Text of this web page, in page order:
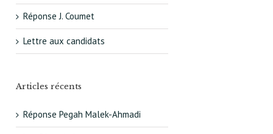
Réponse J. Coumet
Lettre aux candidats
Articles récents
Réponse Pegah Malek-Ahmadi